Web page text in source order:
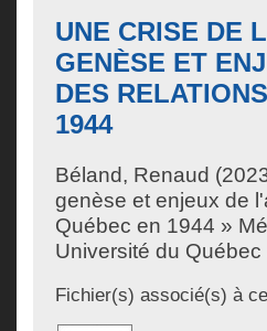
UNE CRISE DE
GENÈSE ET
DES
1944
Béland, Renaud
genèse et enjeux de
Québec en 1944 »
Université du
Fichier(s) associé(s) à